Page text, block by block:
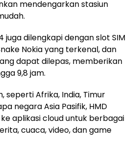
mendengarkan stasiun
juga dilengkapi dengan slot SIM
Nokia yang terkenal, dan
dapat dilepas, memberikan
9,8 jam.
seperti Afrika, India, Timur
negara Asia Pasifik, HMD
aplikasi cloud untuk berbagai
cuaca, video, dan game